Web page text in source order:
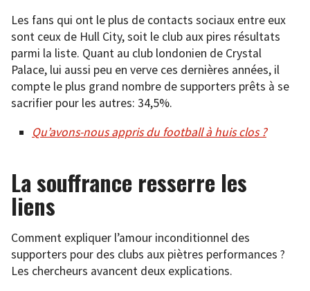
Les fans qui ont le plus de contacts sociaux entre eux
sont ceux de Hull City, soit le club aux pires résultats
parmi la liste. Quant au club londonien de Crystal
Palace, lui aussi peu en verve ces dernières années, il
compte le plus grand nombre de supporters prêts à se
sacrifier pour les autres: 34,5%.
Qu’avons-nous appris du football à huis clos ?
La souffrance resserre les
liens
Comment expliquer l’amour inconditionnel des
supporters pour des clubs aux piètres performances ?
Les chercheurs avancent deux explications.